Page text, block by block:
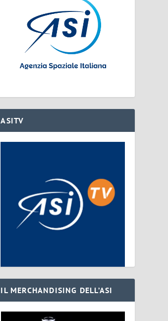
ASITV
IL MERCHANDISING DELL’ASI